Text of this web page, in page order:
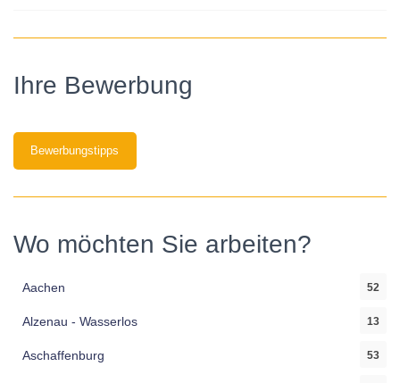
Ihre Bewerbung
Bewerbungstipps
Wo möchten Sie arbeiten?
Aachen 52
Alzenau - Wasserlos 13
Aschaffenburg 53